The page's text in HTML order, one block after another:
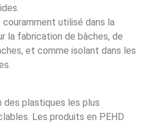
utilisé dans la
la fabrication de bâches, de
et comme isolant dans les
des plastiques les plus
Les produits en PEHD